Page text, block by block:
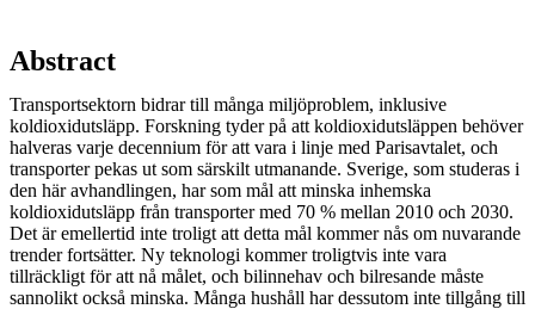
Abstract
Transportsektorn bidrar till många miljöproblem, inklusive
koldioxidutsläpp. Forskning tyder på att koldioxidutsläppen behöver
halveras varje decennium för att vara i linje med Parisavtalet, och
transporter pekas ut som särskilt utmanande. Sverige, som studeras i
den här avhandlingen, har som mål att minska inhemska
koldioxidutsläpp från transporter med 70 % mellan 2010 och 2030.
Det är emellertid inte troligt att detta mål kommer nås om nuvarande
trender fortsätter. Ny teknologi kommer troligtvis inte vara
tillräckligt för att nå målet, och bilinnehav och bilresande måste
sannolikt också minska. Många hushåll har dessutom inte tillgång till